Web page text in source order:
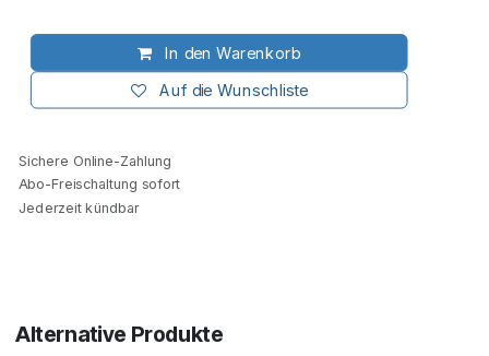
In den Warenkorb
Auf die Wunschliste
Sichere Online-Zahlung
Abo-Freischaltung sofort
Jederzeit kündbar
Alternative Produkte